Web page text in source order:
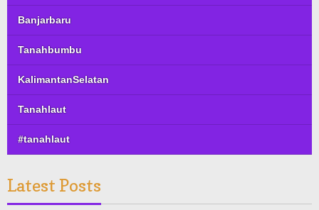
Banjarbaru
Tanahbumbu
KalimantanSelatan
Tanahlaut
#tanahlaut
Latest Posts